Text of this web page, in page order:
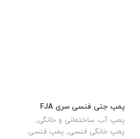
پمپ جتی فنسی سری FJA
پمپ آب ساختمانی و خانگی,
پمپ خانگی فنسی, پمپ فنسی